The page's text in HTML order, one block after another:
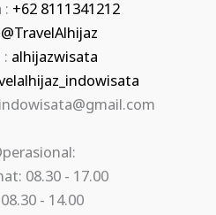
: +62 8111341212
@TravelAlhijaz
: alhijazwisata
08.30 - 17.00
- 14.00